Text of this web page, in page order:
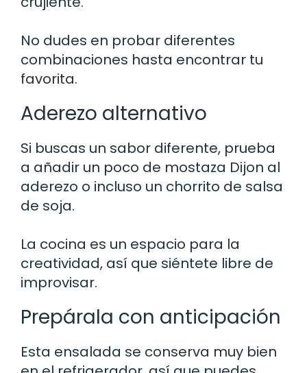
No dudes en probar diferentes
combinaciones hasta encontrar tu
favorita.
Aderezo alternativo
Si buscas un sabor diferente, prueba
a añadir un poco de mostaza Dijon al
aderezo o incluso un chorrito de salsa
de soja.
La cocina es un espacio para la
creatividad, así que siéntete libre de
improvisar.
Prepárala con anticipación
Esta ensalada se conserva muy bien